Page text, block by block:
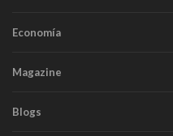
Economía
Magazine
Blogs